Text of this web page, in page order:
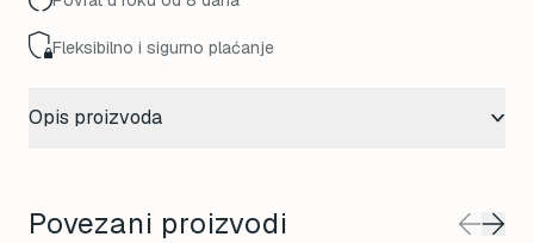
Fleksibilno i sigurno plaćanje
Opis proizvoda
Povezani proizvodi